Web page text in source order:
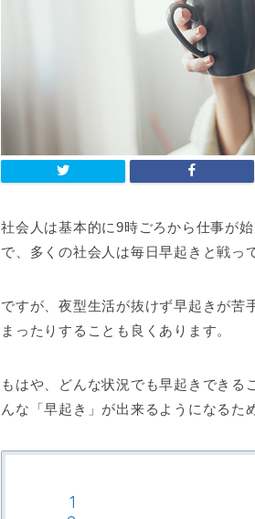
社会人は基本的に9時ごろから仕事が
で、多くの社会人は毎日早起きと戦っ
ですが、夜型生活が抜けず早起きが苦
まったりすることも良くあります。
もはや、どんな状況でも早起きでき
んな「早起き」が出来るようになるた